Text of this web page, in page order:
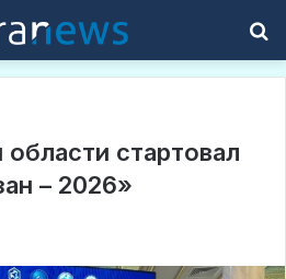
стартовал
– 2026»